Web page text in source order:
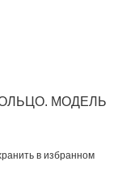
МОДЕЛЬ
в избранном